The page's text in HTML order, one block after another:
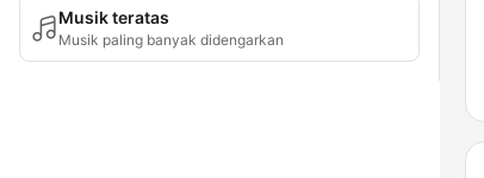
Musik teratas
Musik paling banyak didengarkan